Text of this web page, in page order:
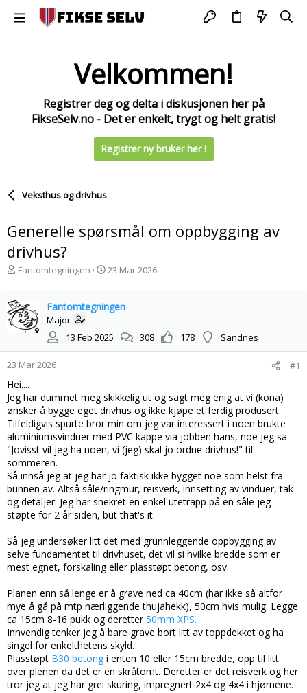
Velkommen!
Registrer deg og delta i diskusjonen her på
FikseSelv.no - Det er enkelt, trygt og helt gratis!
Registrer ny bruker her !
Veksthus og drivhus
Generelle spørsmål om oppbygging av
drivhus?
T
d
s
t
r
t
e
r
Fantomtegningen
S
r
a
t
23 Mar 2026
Fantomtegningen
Major
13 Feb 2025
308 178 Sandnes
23 Mar 2026 #1
Hei....
Jeg har dummet meg skikkelig ut og sagt meg enig at vi (kona)
ønsker å bygge eget drivhus og ikke kjøpe et ferdig produsert.
Tilfeldigvis spurte bror min om jeg var interessert i noen brukte
aluminiumsvinduer med PVC kappe via jobben hans, noe jeg sa
"Jovisst vil jeg ha noen, vi (jeg) skal jo ordne drivhus!" til
sommeren.
Så innså jeg at jeg har jo faktisk ikke bygget noe som helst fra
bunnen av. Altså såle/ringmur, reisverk, innsetting av vinduer, tak
og detaljer. Jeg har snekret en enkel utetrapp på en såle jeg
støpte for 2 år siden, but that's it.
Så jeg undersøker litt det med grunnleggende oppbygging av
selve fundamentet til drivhuset, det vil si hvilke bredde som er
mest egnet, forskaling eller plasstøpt betong, osv.
Planen enn så lenge er å grave ned ca 40cm (har ikke så altfor
mye å gå på mtp nærliggende thujahekk), 50cm hvis mulig. Legge
ca 15cm 8-16 pukk og deretter50mm XPS.
Innvendig tenker jeg å bare grave bort litt av toppdekket og ha
singel for enkelthetens skyld.
Plasstøpt B30 betong i enten 10 eller 15cm bredde, opp til litt
over plenen da det er en skråtomt. Deretter er det reisverk og her
tror jeg at jeg har grei skuring, impregnert 2x4 og 4x4 i hjørnene.